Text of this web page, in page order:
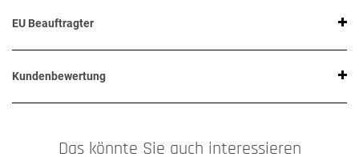
EU Beauftragter
Kundenbewertung
Das könnte Sie auch interessieren